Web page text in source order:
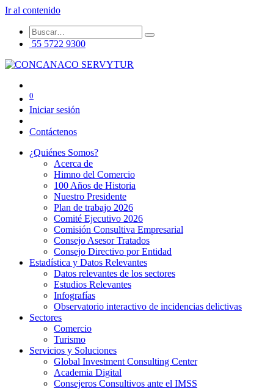
Ir al contenido
55 5722 9300
0
Iniciar sesión
Contáctenos
¿Quiénes Somos?
Acerca de
Himno del Comercio
100 Años de Historia
Nuestro Presidente
Plan de trabajo 2026
Comité Ejecutivo 2026
Comisión Consultiva Empresarial
Consejo Asesor Tratados
Consejo Directivo por Entidad
Estadística y Datos Relevantes
Datos relevantes de los sectores
Estudios Relevantes
Infografías
Observatorio interactivo de incidencias delictivas
Sectores
Comercio
Turismo
Servicios y Soluciones
Global Investment Consulting Center
Academia Digital
Consejeros Consultivos ante el IMSS